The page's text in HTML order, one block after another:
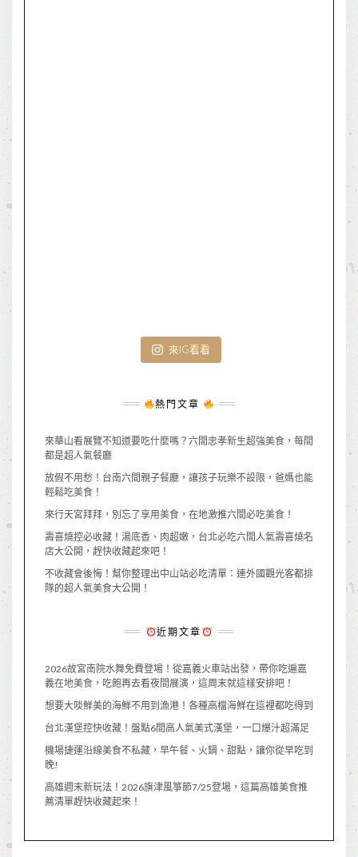
來IG看看
熱門文章
來華山看展覽不知道要吃什麼嗎？六間忠孝新生超強美食，每間
都是超人氣餐廳
放假不用愁！台南六間親子餐廳，讓孩子玩樂不設限，爸媽也能
輕鬆吃美食！
來行天宮拜拜，別忘了享用美食，在地激推六間必吃美食！
壽喜燒控必收藏！湯底香、肉超嫩，台北必吃六間人氣壽喜燒名
店大公開，趕快收藏起來吧！
不收藏會後悔！幫你整理出中山站必吃清單：連外國觀光客都排
隊的超人氣美食大公開！
近期文章
2026故宮南院水舞免費登場！從嘉義火車站出發，帶你吃遍嘉
義在地美食，吃飽再去看夜間展演，這周末就這樣安排吧！
想要大啖鮮美的海鮮不用到漁港！各種高檔海鮮在這裡都吃得到
台北漢堡控快收藏！盤點6間高人氣美式漢堡，一口爆汁超滿足
機場捷運沿線美食不私藏，早午餐、火鍋、甜點，讓你從早吃到
晚!
高雄週末新玩法！2026旗津風箏節7/25登場，這篇高雄美食推
薦清單趕快收藏起來！